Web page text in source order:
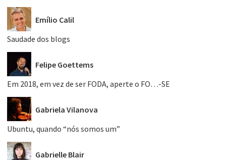
Emílio Calil
Saudade dos blogs
Felipe Goettems
Em 2018, em vez de ser FODA, aperte o FO…-SE
Gabriela Vilanova
Ubuntu, quando “nós somos um”
Gabrielle Blair